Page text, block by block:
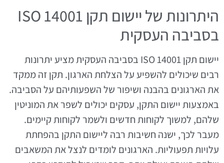
היתרונות של יישום תקן ISO 14001
בסביבה העסקית
יישום תקן ISO 14001 בסביבה העסקית מציע יתרונות
רבים שיכולים להשפיע על הצלחת הארגון. תקן זה ממקד
את הארגונים בהבנה ושיפור של השפעותיהם על הסביבה.
באמצעות יישום התקן, עסקים יכולים לשפר את המוניטין
שלהם, למשוך לקוחות חדשים ולשמר לקוחות קיימים.
מעבר לכך, ישנה חשיבות רבה ליישום התקן בהפחתת
עלויות תפעוליות. הארגונים לומדים לנצל את המשאבים